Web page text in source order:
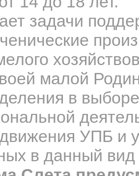
задачи
малой
в
УПБ и
в данный вид